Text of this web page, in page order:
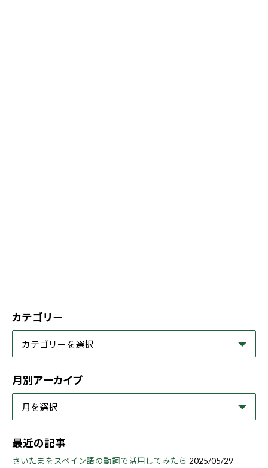
カテゴリー
月別アーカイブ
最近の記事
さいたまをスペイン語の動詞で活用してみたら 2025/05/29